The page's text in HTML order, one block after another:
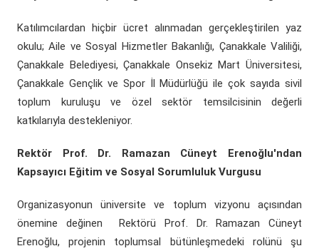
Katılımcılardan hiçbir ücret alınmadan gerçekleştirilen yaz
okulu; Aile ve Sosyal Hizmetler Bakanlığı, Çanakkale Valiliği,
Çanakkale Belediyesi, Çanakkale Onsekiz Mart Üniversitesi,
Çanakkale Gençlik ve Spor İl Müdürlüğü ile çok sayıda sivil
toplum kuruluşu ve özel sektör temsilcisinin değerli
katkılarıyla destekleniyor.
Rektör Prof. Dr. Ramazan Cüneyt Erenoğlu'ndan
Kapsayıcı Eğitim ve Sosyal Sorumluluk Vurgusu
Organizasyonun üniversite ve toplum vizyonu açısından
önemine değinen Rektörü Prof. Dr. Ramazan Cüneyt
Erenoğlu, projenin toplumsal bütünleşmedeki rolünü şu